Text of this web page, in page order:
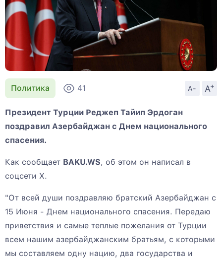
Политика 41 A- A
+
Президент Турции Реджеп Тайип Эрдоган
поздравил Азербайджан с Днем национального
спасения.
Как сообщает BAKU.WS, об этом он написал в
соцсети X.
"От всей души поздравляю братский Азербайджан с
15 Июня - Днем национального спасения. Передаю
приветствия и самые теплые пожелания от Турции
всем нашим азербайджанским братьям, с которыми
мы составляем одну нацию, два государства и